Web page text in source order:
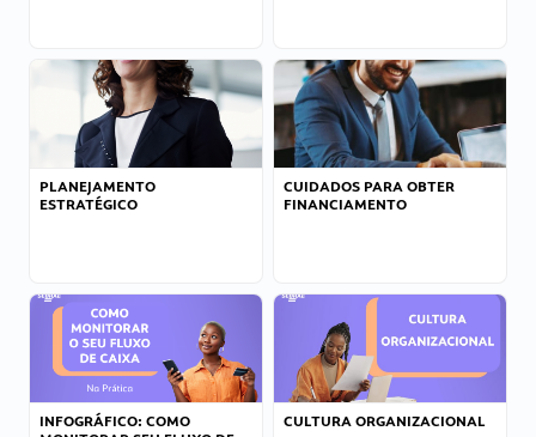
PLANEJAMENTO
ESTRATÉGICO
CUIDADOS PARA OBTER
FINANCIAMENTO
INFOGRÁFICO: COMO
CULTURA ORGANIZACIONAL